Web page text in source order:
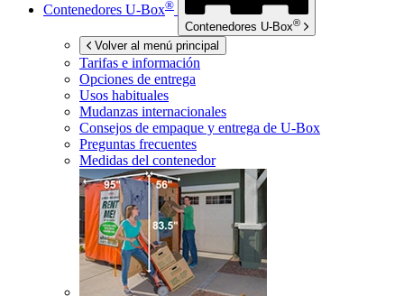
Contenedores U-Box®
Contenedores U-Box®
Volver al menú principal
Tarifas e información
Opciones de entrega
Usos habituales
Mudanzas internacionales
Consejos de empaque y entrega de U-Box
Preguntas frecuentes
Medidas del contenedor